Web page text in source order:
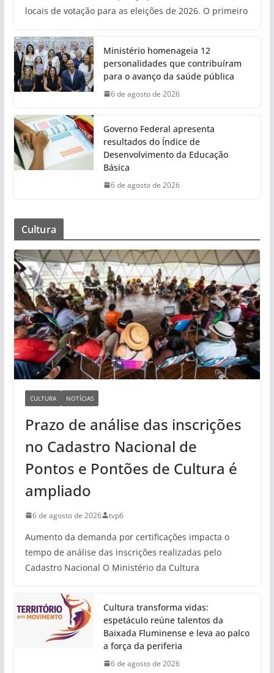
locais de votação para as eleições de 2026. O primeiro
Ministério homenageia 12
personalidades que contribuíram
para o avanço da saúde pública
6 de agosto de 2026
Governo Federal apresenta
resultados do Índice de
Desenvolvimento da Educação
Básica
6 de agosto de 2026
Cultura
CULTURA NOTÍCIAS
Prazo de análise das inscrições
no Cadastro Nacional de
Pontos e Pontões de Cultura é
ampliado
6 de agosto de 2026 tvp6
Aumento da demanda por certificações impacta o
tempo de análise das inscrições realizadas pelo
Cadastro Nacional O Ministério da Cultura
Cultura transforma vidas:
espetáculo reúne talentos da
Baixada Fluminense e leva ao palco
a força da periferia
6 de agosto de 2026